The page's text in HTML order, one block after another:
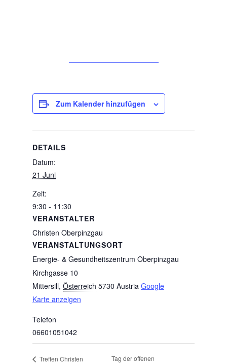
Zum Kalender hinzufügen
DETAILS
Datum:
21 Juni
Zeit:
9:30 - 11:30
VERANSTALTUNGSORT
Energie- & Gesundheitszentrum Oberpinzgau
Kirchgasse 10
Mittersill, Österreich 5730 Austria Google
Karte anzeigen
Telefon
06601051042
VERANSTALTER
Christen Oberpinzgau
Treffen Christen
Tag der offenen